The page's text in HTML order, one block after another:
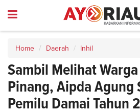
Home Daerah Inhil
Sambil Melihat
Pinang, Aipda Agung
Pemilu Damai Tahun